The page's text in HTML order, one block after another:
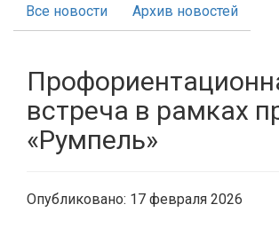
Все новости Архив новостей
встреча в рамках
«Румпель»
Опубликовано: 17 февраля 2026